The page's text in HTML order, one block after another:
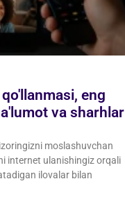
eng
va sharhlar
moslashuvchan
internet ulanishingiz orqali
ilovalar bilan